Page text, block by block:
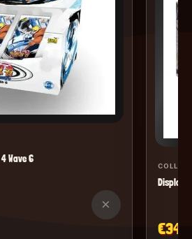
Wave 6
×
Display